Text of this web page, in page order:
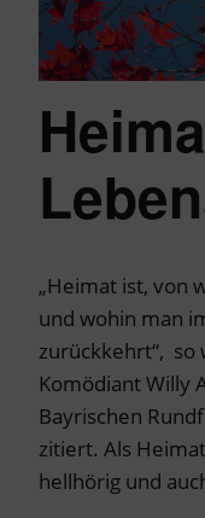
„Heimat ist, von
und wohin man
zurückkehrt“, so
Komödiant Willy
Bayrischen
zitiert. Als
hellhörig und